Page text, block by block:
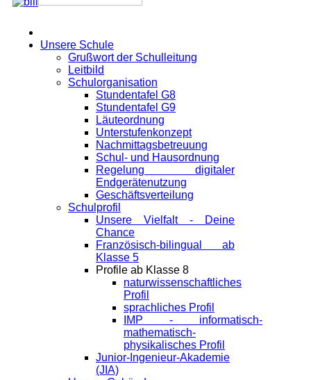
Unsere Schule
Grußwort der Schulleitung
Leitbild
Schulorganisation
Stundentafel G8
Stundentafel G9
Läuteordnung
Unterstufenkonzept
Nachmittagsbetreuung
Schul- und Hausordnung
Regelung digitaler
Endgeräte­nutzung
Geschäftsverteilung
Schulprofil
Unsere Vielfalt - Deine
Chance
Französisch-bilingual ab
Klasse 5
Profile ab Klasse 8
naturwissenschaftliches
Profil
sprachliches Profil
IMP - informatisch-
mathematisch-
physikalisches Profil
Junior-Ingenieur-Akademie
(JIA)